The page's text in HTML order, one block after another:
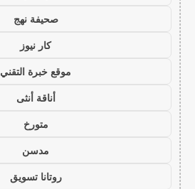
صحيفة نهج
كار نيوز
موقع خبرة التقني
أناقة أنثى
متورخ
مدسن
روتانا تسويق